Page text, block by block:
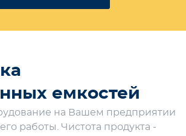
емкостей
на Вашем предприятии
работы. Чистота продукта -